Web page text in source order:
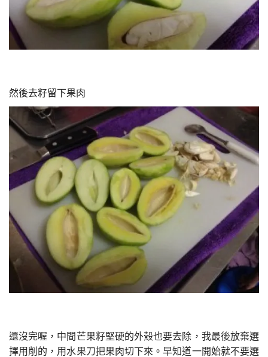
然後去籽留下果肉
還沒完喔，中間芒果籽堅硬的外殼也要去除，我最後放棄選
擇用削的，用水果刀把果肉切下來。早知道一開始就不要選